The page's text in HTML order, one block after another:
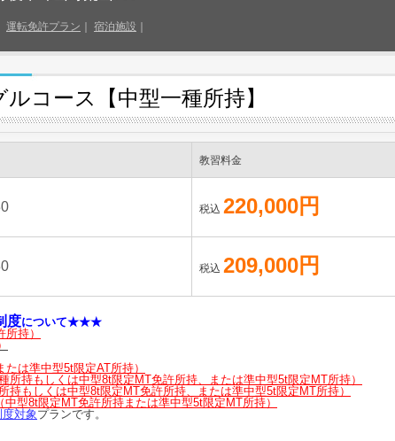
運転免許プラン 宿泊施設
コース【中型一種所持】
教習料金
税込 220,000円
税込 209,000円
度について★★★
持）
たは準中型5t限定AT所持）
所持もしくは中型8t限定MT免許所持、または準中型5t限定MT所持）
持もしくは中型8t限定MT免許所持、または準中型5t限定MT所持）
中型8t限定MT免許所持または準中型5t限定MT所持）
対象プランです。